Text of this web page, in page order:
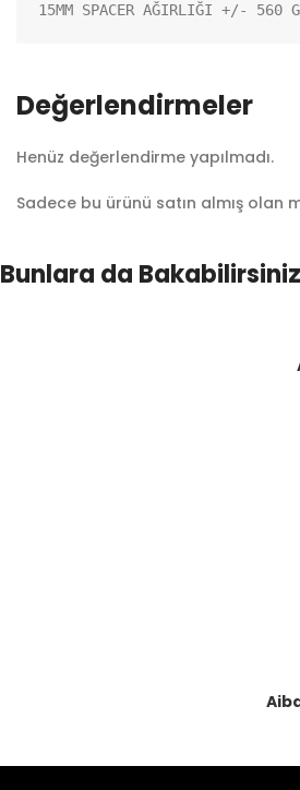
15MM SPACER AĞIRLIĞI +/- 560
Değerlendirmeler
Henüz değerlendirme yapılmadı.
Sadece bu ürünü satın almış olan
Bunlara da